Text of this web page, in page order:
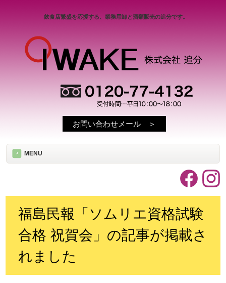
飲食店繁盛を応援する、業務用卸と酒類販売の追分です。
お問い合わせメール ＞
MENU
福島民報「ソムリエ資格試験
合格 祝賀会」の記事が掲載さ
れました